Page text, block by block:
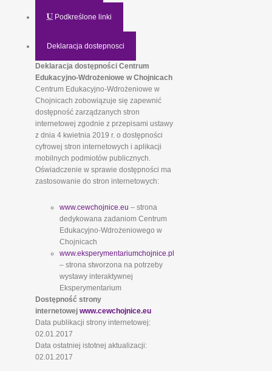
Podkreślone linki
Deklaracja dostepnosci
Deklaracja dostępności Centrum
Edukacyjno-Wdrożeniowe w Chojnicach
Centrum Edukacyjno-Wdrożeniowe w
Chojnicach zobowiązuje się zapewnić
dostępność zarządzanych stron
internetowej zgodnie z przepisami ustawy
z dnia 4 kwietnia 2019 r. o dostępności
cyfrowej stron internetowych i aplikacji
mobilnych podmiotów publicznych.
Oświadczenie w sprawie dostępności ma
zastosowanie do stron internetowych:
www.cewchojnice.eu – strona
dedykowana zadaniom Centrum
Edukacyjno-Wdrożeniowego w
Chojnicach
www.eksperymentariumchojnice.pl
– strona stworzona na potrzeby
wystawy interaktywnej
Eksperymentarium
Dostępność strony
internetowej www.cewchojnice.eu
Data publikacji strony internetowej:
02.01.2017
Data ostatniej istotnej aktualizacji:
02.01.2017